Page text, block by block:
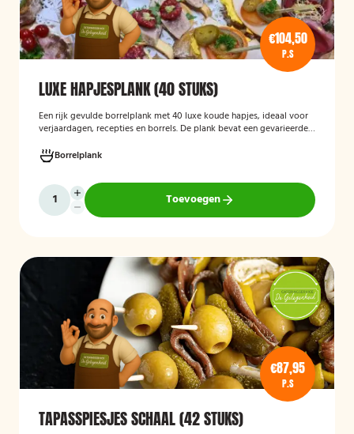
€104,50
P.S
LUXE HAPJESPLANK (40 STUKS)
Een rijk gevulde borrelplank met 40 luxe koude hapjes, ideaal voor
verjaardagen, recepties en borrels. De plank bevat een gevarieerde
stijlvol worden gepresenteerd, zodat je gasten direct kunnen
genieten.
Borrelplank
Toevoegen
€87,95
P.S
TAPASSPIESJES SCHAAL (42 STUKS)